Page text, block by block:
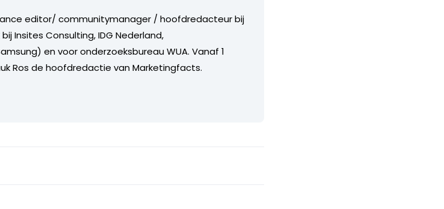
editor/ communitymanager / hoofdredacteur bij
Insites Consulting, IDG Nederland,
en voor onderzoeksbureau WUA. Vanaf 1
Ros de hoofdredactie van Marketingfacts.